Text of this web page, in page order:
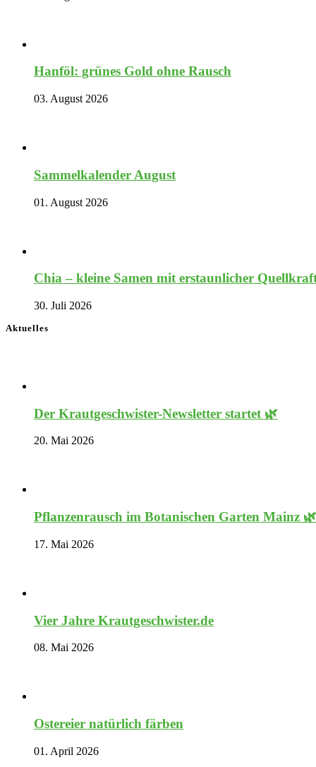
Hanföl: grünes Gold ohne Rausch
03. August 2026
Sammelkalender August
01. August 2026
Chia – kleine Samen mit erstaunlicher
30. Juli 2026
Aktuelles
Der Krautgeschwister-Newsletter startet 🌿
20. Mai 2026
Pflanzenrausch im Botanischen Garten Mainz 🌿
17. Mai 2026
Vier Jahre Krautgeschwister.de
08. Mai 2026
Ostereier natürlich färben
01. April 2026